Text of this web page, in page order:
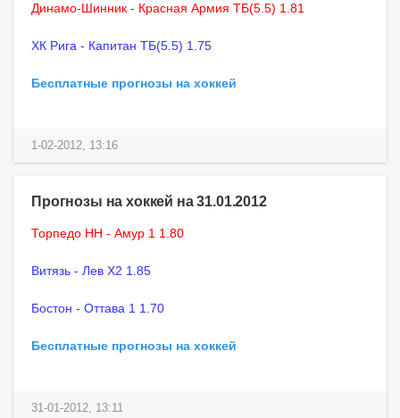
Динамо-Шинник - Красная Армия ТБ(5.5) 1.81
ХК Рига - Капитан ТБ(5.5) 1.75
Бесплатные прогнозы на хоккей
1-02-2012, 13:16
Прогнозы на хоккей на 31.01.2012
Торпедо НН - Амур 1 1.80
Витязь - Лев X2 1.85
Бостон - Оттава 1 1.70
Бесплатные прогнозы на хоккей
31-01-2012, 13:11